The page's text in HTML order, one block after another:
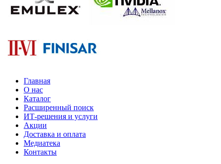
Главная
О нас
Каталог
Расширенный поиск
ИТ-решения и услуги
Акции
Доставка и оплата
Медиатека
Контакты